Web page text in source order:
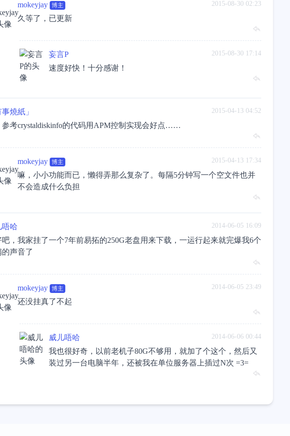
2015-08-30 02:23
mokeyjay 博主
久等了，已更新
2015-08-30 17:14
妄言P
速度好快！十分感谢！
2015-04-13 04:52
燒紙」
参考crystaldiskinfo的代码用APM控制实现会好点……
2015-04-13 17:34
mokeyjay 博主
嘛，小小功能而已，懒得弄那么复杂了。每隔5分钟写一个空文件也并
不会造成什么负担
2014-06-05 16:09
唔哈
吧，我家挂了一个7年前易拓的250G老盘用来下载，一运行起来就完爆我6个
的声音了
2014-06-05 23:49
mokeyjay 博主
还没挂真了不起
2014-06-06 00:44
威儿唔哈
我也很好奇，以前老机子80G不够用，就加了个这个，然后又
装过另一台电脑半年，还被我在单位服务器上插过N次 =3=